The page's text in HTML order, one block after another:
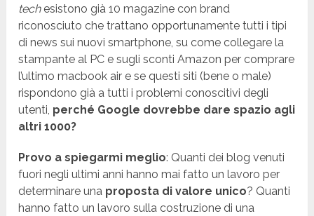
techesistono già 10 magazine con brand
riconosciuto che trattano opportunamente tutti i tipi
di news sui nuovi smartphone, su come collegare la
stampante al PC e sugli sconti Amazon per comprare
l’ultimo macbook air e se questi siti (bene o male)
rispondono già a tutti i problemi conoscitivi degli
utenti, perché Google dovrebbe dare spazio agli
altri 1000?
Provo a spiegarmi meglio: Quanti dei blog venuti
fuori negli ultimi anni hanno mai fatto un lavoro per
determinare una proposta di valore unico? Quanti
hanno fatto un lavoro sulla costruzione di una